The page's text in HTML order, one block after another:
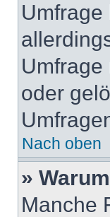
Umfrage
oder
Nach oben
»
Manche